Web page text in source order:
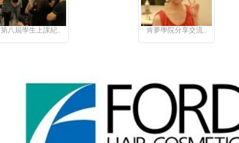
第八屆學生上課紀.. 肯夢學院分享交流..